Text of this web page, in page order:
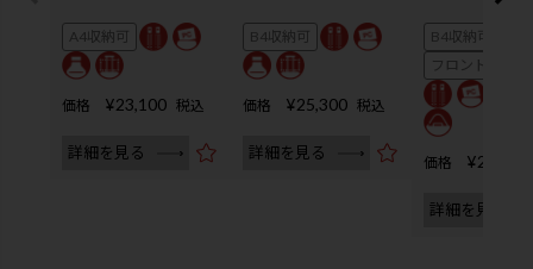
A4収納可
価格 ¥23,100 税込
詳細を見る
B4収納可
価格 ¥25,300 税込
詳細を見る
B4収納可
フロントにA4
価格 ¥25,300
詳細を見る